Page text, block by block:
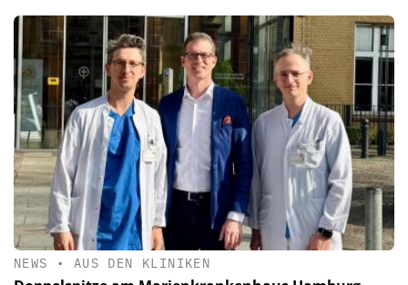
NEWS • AUS DEN KLINIKEN